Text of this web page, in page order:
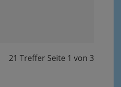
21 Treffer Seite 1 von 3